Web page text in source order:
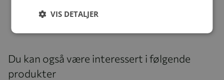
kr 649,00kr 599,00
Du kan også være interessert i følgende
produkter
VIS DETALJER